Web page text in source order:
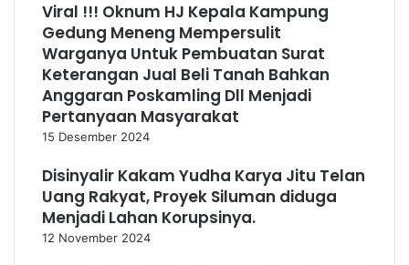
Viral !!! Oknum HJ Kepala Kampung
Gedung Meneng Mempersulit
Warganya Untuk Pembuatan Surat
Keterangan Jual Beli Tanah Bahkan
Anggaran Poskamling Dll Menjadi
Pertanyaan Masyarakat
15 Desember 2024
Disinyalir Kakam Yudha Karya Jitu Telan
Uang Rakyat, Proyek Siluman diduga
Menjadi Lahan Korupsinya.
12 November 2024